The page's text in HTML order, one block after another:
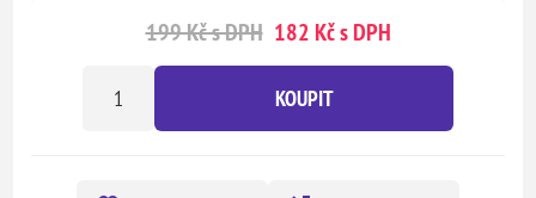
199 Kč s DPH 182 Kč s DPH
KOUPIT